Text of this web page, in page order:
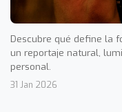
Descubre qué define la
un reportaje natural,
personal.
31 Jan 2026